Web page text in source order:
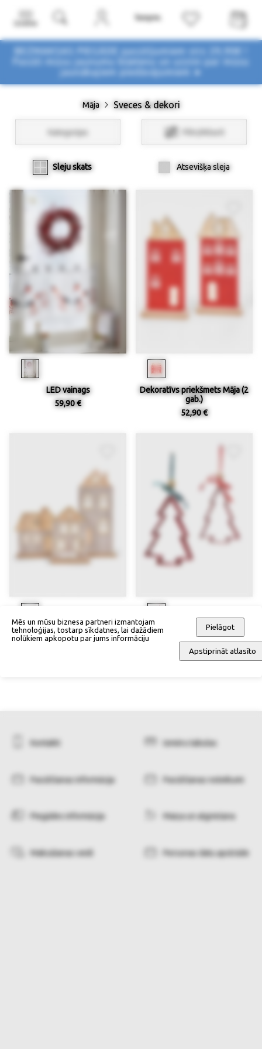
BEZMAKSAS PIEGĀDE pasūtījumiem virs 29,90€ !
Pasūti mūsu jaunumu biļetenu un uzzini par mūsu
Māja Sveces & dekori
Kategorijas Filtri/Atlasīt
Sleju skats Atsevišķa sleja
LED vainags
59,90 €
Dekoratīvs priekšmets Māja (2
gab.)
52,90 €
LED dekors Mājas (3-daļīgs
komplekts)
Piekarināms dekors (2-daļīgs
komplekts)
66,90 €
Kontakti Izmēru tabulas
Pasūtīšanas informācija Pasūtīšanas noteikumi
Piegādes informācija Maiņa un atgriešana
Maksāšanas veidi Personas datu apstrāde
Mēs un mūsu biznesa partneri izmantojam
tehnoloģijas, tostarp sīkdatnes, lai dažādiem
nolūkiem apkopotu par jums informāciju
Pielāgot
Apstiprināt atlasīto